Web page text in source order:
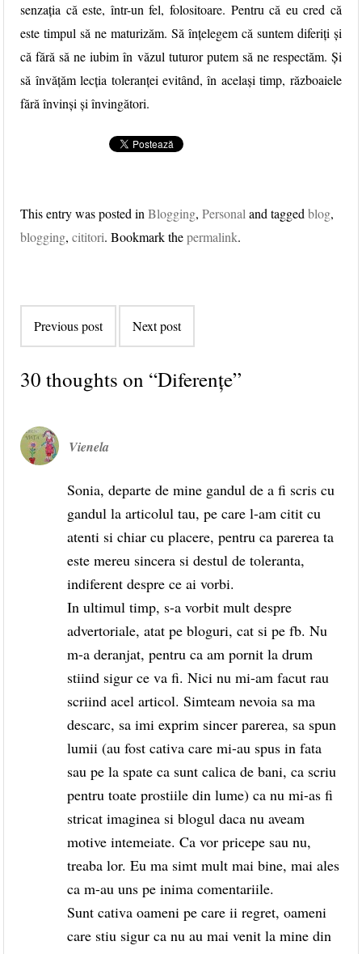
senzația că este, într-un fel, folositoare. Pentru că eu cred că
este timpul să ne maturizăm. Să înțelegem că suntem diferiți și
că fără să ne iubim în văzul tuturor putem să ne respectăm. Și
să învățăm lecția toleranței evitând, în același timp, războaiele
fără învinși și învingători.
This entry was posted inBlogging,Personaland taggedblog,
blogging,cititori. Bookmark thepermalink.
Post navigation
Previous post Next post
30 thoughts on “Diferențe”
Vienela
Sonia, departe de mine gandul de a fi scris cu
gandul la articolul tau, pe care l-am citit cu
atenti si chiar cu placere, pentru ca parerea ta
este mereu sincera si destul de toleranta,
indiferent despre ce ai vorbi.
In ultimul timp, s-a vorbit mult despre
advertoriale, atat pe bloguri, cat si pe fb. Nu
m-a deranjat, pentru ca am pornit la drum
stiind sigur ce va fi. Nici nu mi-am facut rau
scriind acel articol. Simteam nevoia sa ma
descarc, sa imi exprim sincer parerea, sa spun
lumii (au fost cativa care mi-au spus in fata
sau pe la spate ca sunt calica de bani, ca scriu
pentru toate prostiile din lume) ca nu mi-as fi
stricat imaginea si blogul daca nu aveam
motive intemeiate. Ca vor pricepe sau nu,
treaba lor. Eu ma simt mult mai bine, mai ales
ca m-au uns pe inima comentariile.
Sunt cativa oameni pe care ii regret, oameni
care stiu sigur ca nu au mai venit la mine din